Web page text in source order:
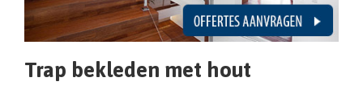
Trap bekleden met hout